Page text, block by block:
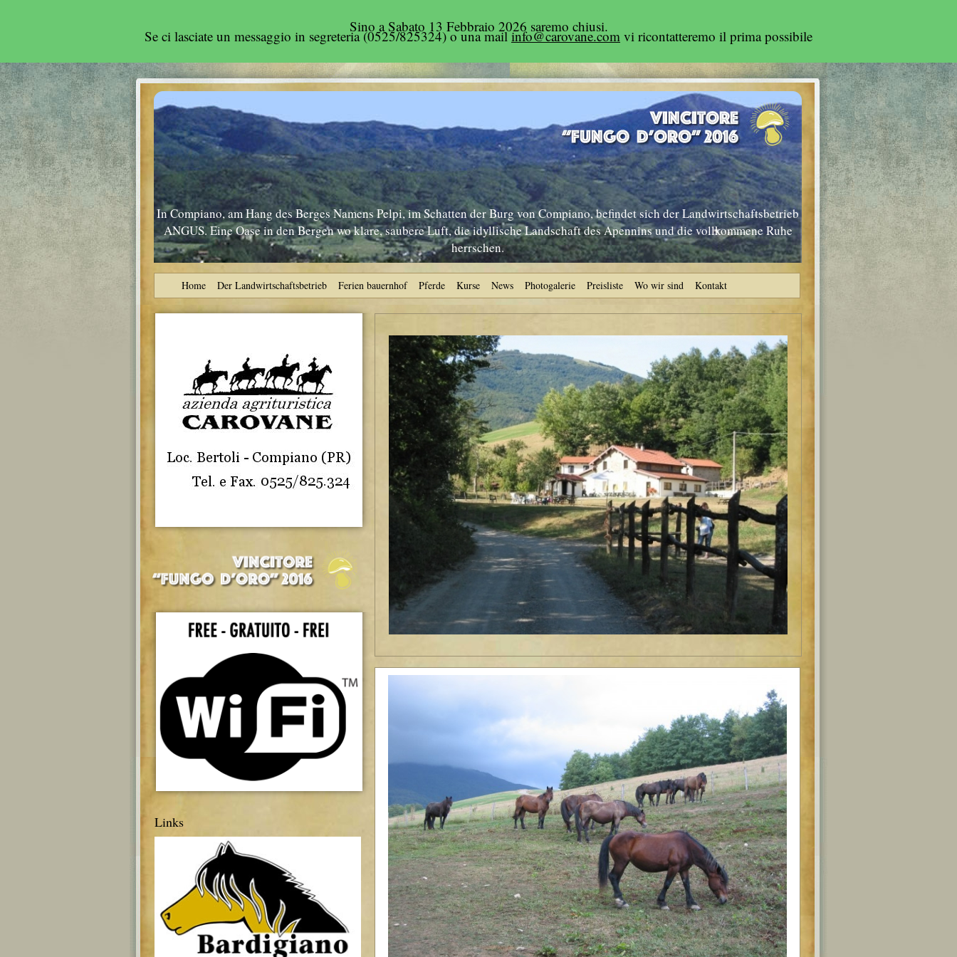
Sino a Sabato 13 Febbraio 2026 saremo chiusi.
Se ci lasciate un messaggio in segreteria (0525/825324) o una mailinfo@carovane.com vi ricontatteremo il prima possibile
In Compiano, am Hang des Berges Namens Pelpi, im Schatten der Burg von Compiano, befindet sich der Landwirtschaftsbetrieb
ANGUS. Eine Oase in den Bergen wo klare, saubere Luft, die idyllische Landschaft des Apennins und die vollkommene Ruhe
herrschen.
Home Der Landwirtschaftsbetrieb Ferien bauernhof Pferde Kurse News Photogalerie Preisliste Wo wir sind Kontakt
Links